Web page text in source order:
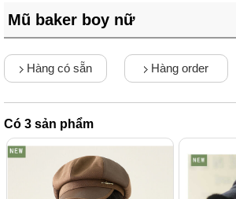
Mũ baker boy nữ
Hàng có sẵn Hàng order
Có 3 sản phẩm